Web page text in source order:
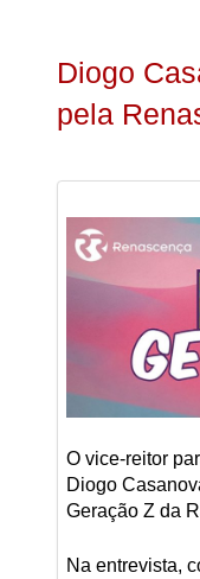
Diogo
pela
O vice-reitor
Diogo
Geração Z da
Na entrevista,